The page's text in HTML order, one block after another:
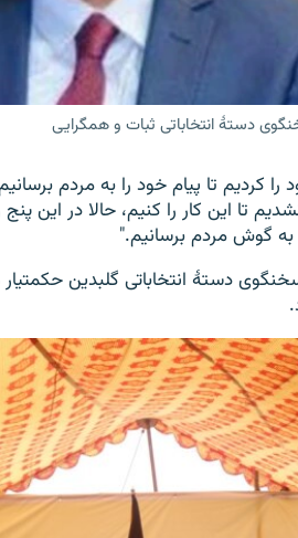
دستۀ انتخاباتی ثبات و همگرایی
کردیم تا پیام خود را به مردم
تا این کار را کنیم، حالا در این
گوش مردم برسانیم."
دستۀ انتخاباتی گلبدین حکمتیار